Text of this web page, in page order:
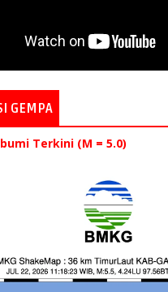
GEMPA
Terkini (M = 5.0)